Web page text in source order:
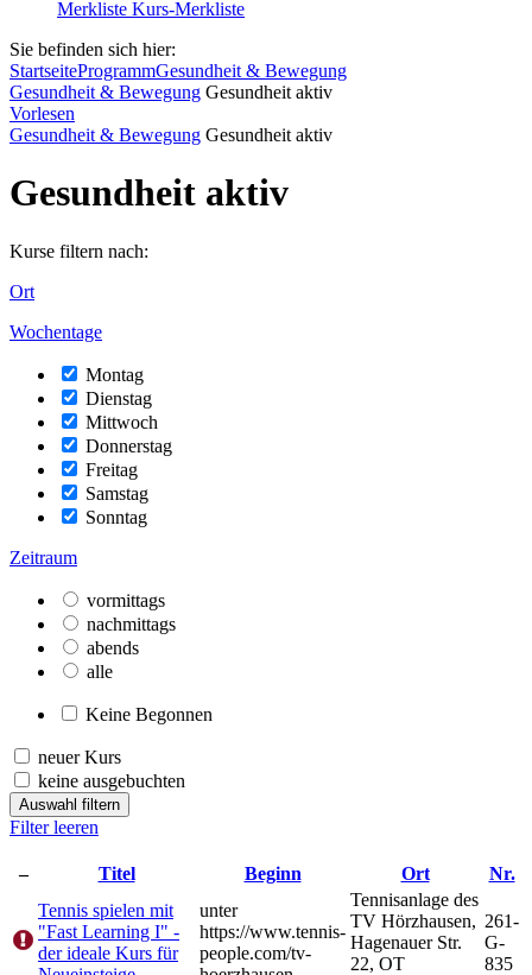
Merkliste Kurs-Merkliste
Sie befinden sich hier:
StartseiteProgrammGesundheit & Bewegung
Gesundheit & Bewegung Gesundheit aktiv
Vorlesen
Gesundheit & Bewegung Gesundheit aktiv
Gesundheit aktiv
Kurse filtern nach:
Ort
Wochentage
Montag
Dienstag
Mittwoch
Donnerstag
Freitag
Samstag
Sonntag
Zeitraum
vormittags
nachmittags
abends
alle
Keine Begonnen
neuer Kurs
keine ausgebuchten
Auswahl filtern
Filter leeren
– Titel Beginn Ort
Nr.
Tennis spielen mit
"Fast Learning I" -
der ideale Kurs für
unter
https://www.tennis-
people.com/tv-
Tennisanlage des
TV Hörzhausen,
Hagenauer Str.
22, OT
261-
G-
835